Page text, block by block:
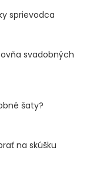
sprievodca
svadobných
šaty?
na skúšku